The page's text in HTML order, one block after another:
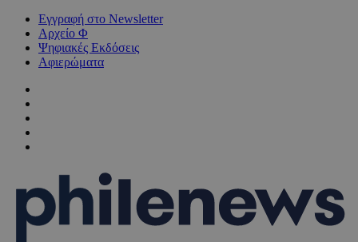
Εγγραφή στο Newsletter
Αρχείο Φ
Ψηφιακές Εκδόσεις
Αφιερώματα